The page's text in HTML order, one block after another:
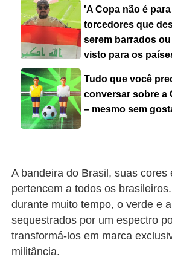
'A Copa não é
torcedores que
serem barrados
visto para os
Tudo que você
conversar sobre a
– mesmo sem
A bandeira do Brasil, suas cores
pertencem a todos os
durante muito tempo, o verde e
sequestrados por um espectro
transformá-los em marca
militância.